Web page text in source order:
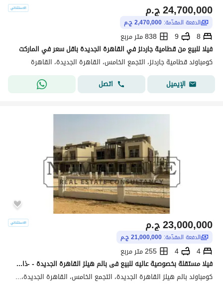
ج.م24,700,000
الدفعة المقدّمة: 2,470,000 ج.م
8
9
838 متر مربع
فيلا للبيع من قطامية جاردنز في القاهرة الجديدة باقل سعر في الماركت
كومباوند قطامية جاردنز، التجمع الخامس، القاهرة الجديدة، القاهرة
الإيميل
اتصل
ج.م23,000,000
الدفعة المقدّمة: 21,000,000 ج.م
4
4
255 متر مربع
فيلا مستقلة بخصوصية عاليه للبيع فى بالم هيلز القاهرة الجديدة - -ذات واجهه بحرى - استلام فوري-Palm hills new cairo
كومباوند بالم هيلز القاهرة الجديدة، التجمع الخامس، القاهرة الجديدة، القاهرة